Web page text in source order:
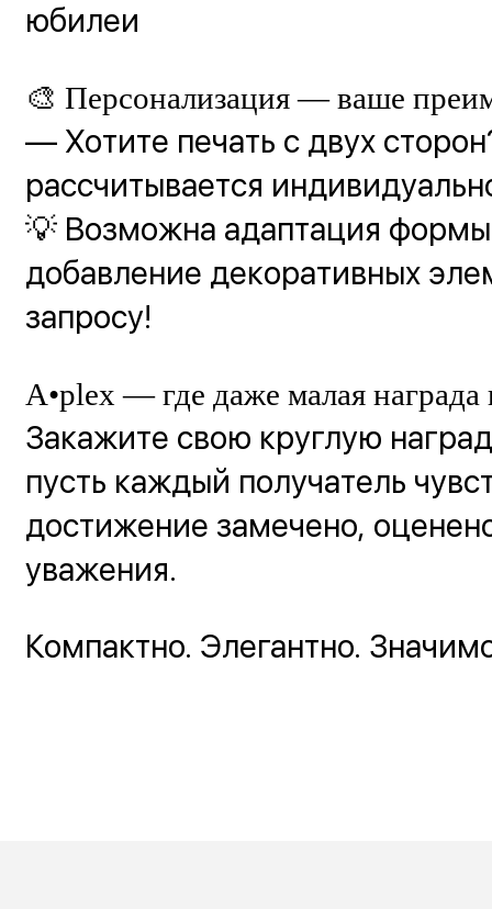
юбилеи
🎨 Персонализация — ваше
— Хотите печать с двух
рассчитывается
💡 Возможна адаптация
добавление декоративных
запросу!
A•plex — где даже малая награда
Закажите свою круглую
пусть каждый получатель
достижение замечено,
уважения.
Компактно. Элегантно.